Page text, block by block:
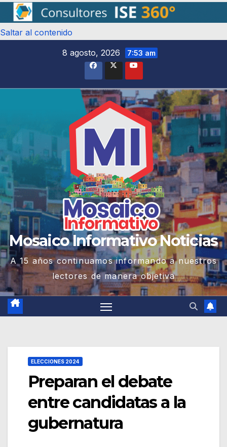
Saltar al contenido
8 agosto, 2026
7:53 am
Mosaico Informativo Noticias
A 15 años continuamos informando a nuestros
lectores de manera objetiva
ELECCIONES 2024
Preparan el debate
entre candidatas a la
gubernatura